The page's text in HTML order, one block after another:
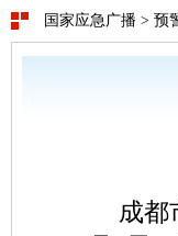
国家应急广播 > 预
成都